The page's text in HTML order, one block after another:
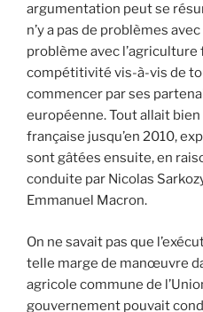
argumentation peut se
n’y a pas de problèmes
problème avec
compétitivité vis-à-vis de
commencer par ses
européenne. Tout allait
française jusqu’en 2010,
sont gâtées ensuite, en
conduite par Nicolas
Emmanuel Macron.
On ne savait pas que
telle marge de manœuvre
agricole commune de
gouvernement pouvait